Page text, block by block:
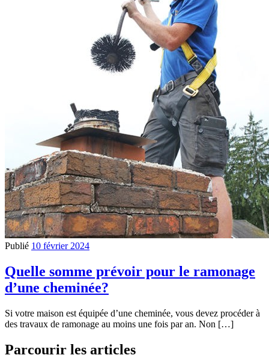
Publié 10 février 2024
Quelle somme prévoir pour le ramonage
d’une cheminée?
Si votre maison est équipée d’une cheminée, vous devez procéder à
des travaux de ramonage au moins une fois par an. Non […]
Parcourir les articles